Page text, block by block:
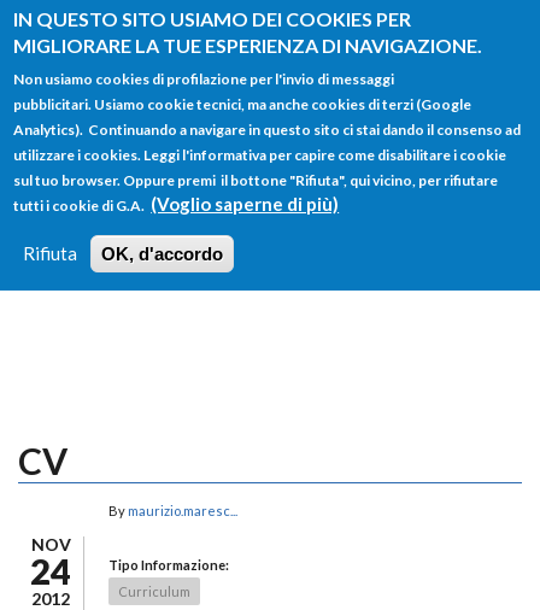
IN QUESTO SITO USIAMO DEI COOKIES PER
MIGLIORARE LA TUE ESPERIENZA DI NAVIGAZIONE.
Non usiamo cookies di profilazione per l'invio di messaggi
pubblicitari. Usiamo cookie tecnici, ma anche cookies di terzi (Google
Analytics). Continuando a navigare in questo sito ci stai dando il consenso ad
utilizzare i cookies. Leggi l'informativa per capire come disabilitare i cookie
sul tuo browser. Oppure premi il bottone "Rifiuta", qui vicino, per rifiutare
tutti i cookie di G.A. (Voglio saperne di più)
Rifiuta OK, d'accordo
Salta al contenuto principale
FORM
DI
RICERCA
Main menu
HOME TUTTI I PROFILI
LOGIN
CV
NOV
24
2012
By maurizio.maresc...
Tipo Informazione:
Curriculum